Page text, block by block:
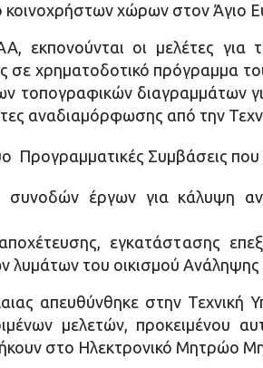
χώρων στον Άγιο
εκπονούνται οι μελέτες
σε χρηματοδοτικό πρόγραμμα
τοπογραφικών διαγραμμάτων
αναδιαμόρφωσης από την
Συμβάσεις
έργων για κάλυψη
εγκατάστασης
λυμάτων του οικισμού
απευθύνθηκε στην Τεχνική
μελετών, προκειμένου
στο Ηλεκτρονικό Μητρώο